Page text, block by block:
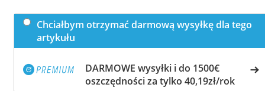
Chciałbym otrzymać darmową wysyłkę dla tego
artykułu
DARMOWE wysyłki i do 1500€
oszczędności za tylko 40,19zł/rok